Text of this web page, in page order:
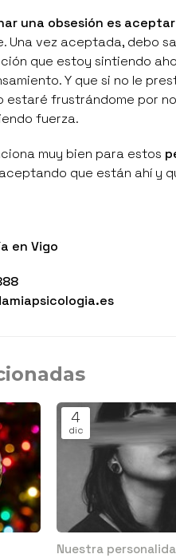
una obsesión es
Una vez aceptada, debo
que estoy sintiendo
Y que si no le
estaré frustrándome por
fuerza.
muy bien para estos
que están ahí y
en Vigo
4
dic
Nuestra